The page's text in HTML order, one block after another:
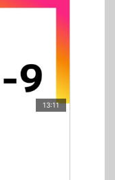
13:11